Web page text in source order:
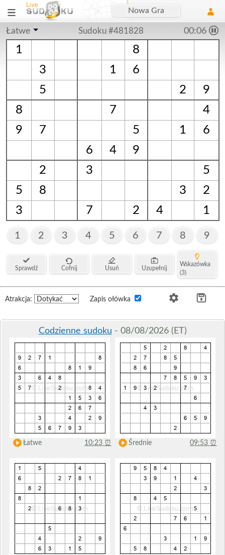
Nowa Gra
Łatwe Sudoku #481828 00:07
1
8
3
1
6
5
2
9
8
7
4
9
7 5 1
6
6
4
9
2
3
5
5
8 3
2
3
7 2 4 1
1 2 3 4 5 6 7 8 9
Sprawdź Cofnij Usuń Uzupełnij
Wskazówka
(3)
Atrakcja: Zapis ołówka
Codzienne sudoku - 08/08/2026 (ET)
Łatwe 10:23 ⏰ Średnie 09:53 ⏰